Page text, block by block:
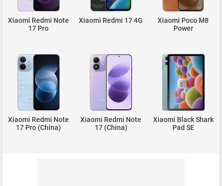
Xiaomi Redmi Note
17 Pro
Xiaomi Redmi 17 4G
Xiaomi Poco M8
Power
Xiaomi Redmi Note
17 Pro (China)
Xiaomi Redmi Note
17 (China)
Xiaomi Black Shark
Pad SE